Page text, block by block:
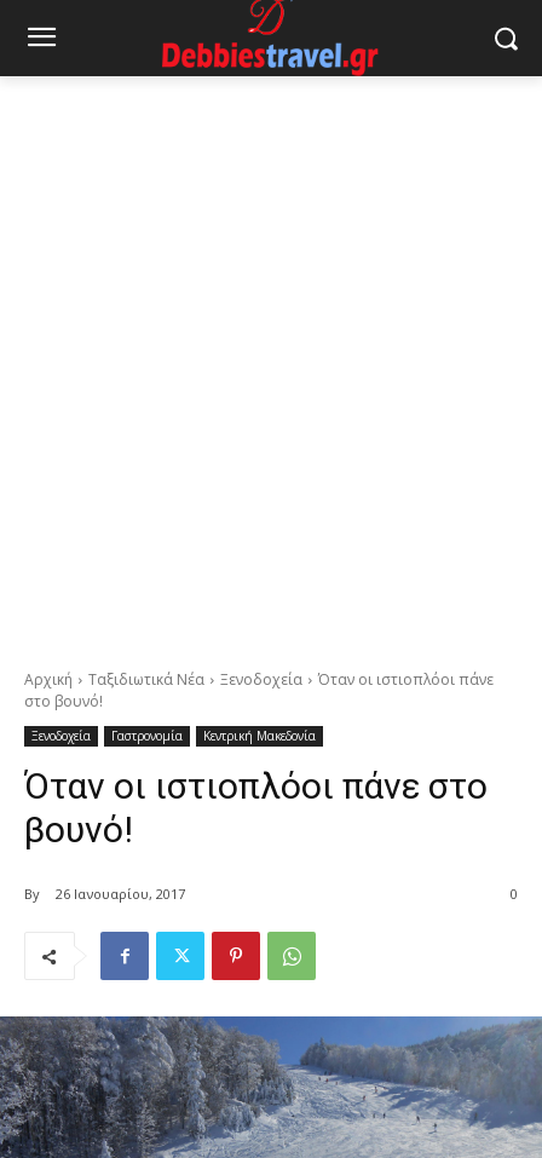
Αρχική Ταξιδιωτικά Νέα Ξενοδοχεία
Όταν οι ιστιοπλόοι πάνε
στο βουνό!
Ξενοδοχεία Γαστρονομία Κεντρική Μακεδονία
Όταν οι ιστιοπλόοι πάνε στο
βουνό!
By 26 Ιανουαρίου, 2017 0